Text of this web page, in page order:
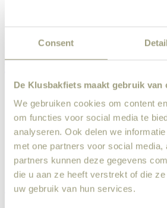
Consent
De Klusbakfiets maakt gebruik van
We gebruiken cookies om content
om functies voor social media te
analyseren. Ook delen we
met one partners voor social
partners kunnen deze gegevens
die u aan ze heeft verstrekt of die
uw gebruik van hun services.
Login
Wand plaatsen
Vloer leggen
Kast installeren
Keukenrenovatie
Verlichting installeren
Kitwerk
Meubel montage
Lamp laten ophangen
Schilder